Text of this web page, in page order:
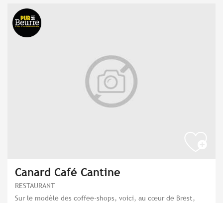
Canard Café Cantine
RESTAURANT
Sur le modèle des coffee-shops, voici, au cœur de Brest,